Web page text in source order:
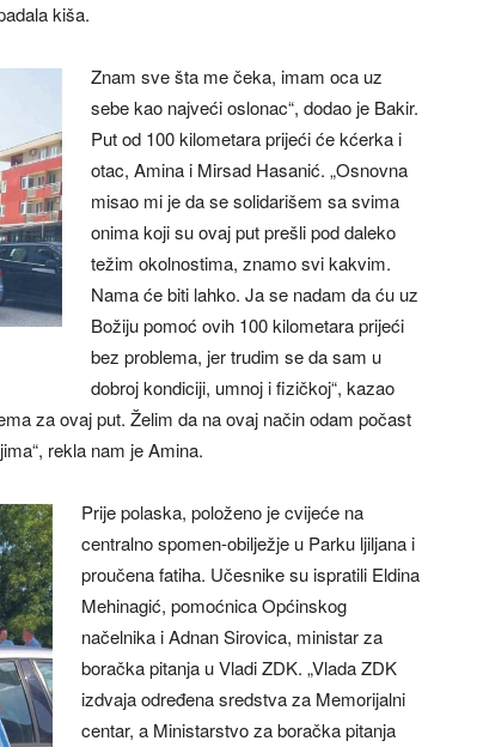
kiša.
Znam sve šta me čeka, imam oca uz
sebe kao najveći oslonac“, dodao je Bakir.
Put od 100 kilometara prijeći će kćerka i
otac, Amina i Mirsad Hasanić. „Osnovna
misao mi je da se solidarišem sa svima
onima koji su ovaj put prešli pod daleko
težim okolnostima, znamo svi kakvim.
Nama će biti lahko. Ja se nadam da ću uz
Božiju pomoć ovih 100 kilometara prijeći
bez problema, jer trudim se da sam u
dobroj kondiciji, umnoj i fizičkoj“, kazao
za ovaj put. Želim da na ovaj način odam počast
rekla nam je Amina.
Prije polaska, položeno je cvijeće na
centralno spomen-obilježje u Parku ljiljana i
proučena fatiha. Učesnike su ispratili Eldina
Mehinagić, pomoćnica Općinskog
načelnika i Adnan Sirovica, ministar za
boračka pitanja u Vladi ZDK. „Vlada ZDK
izdvaja određena sredstva za Memorijalni
centar, a Ministarstvo za boračka pitanja